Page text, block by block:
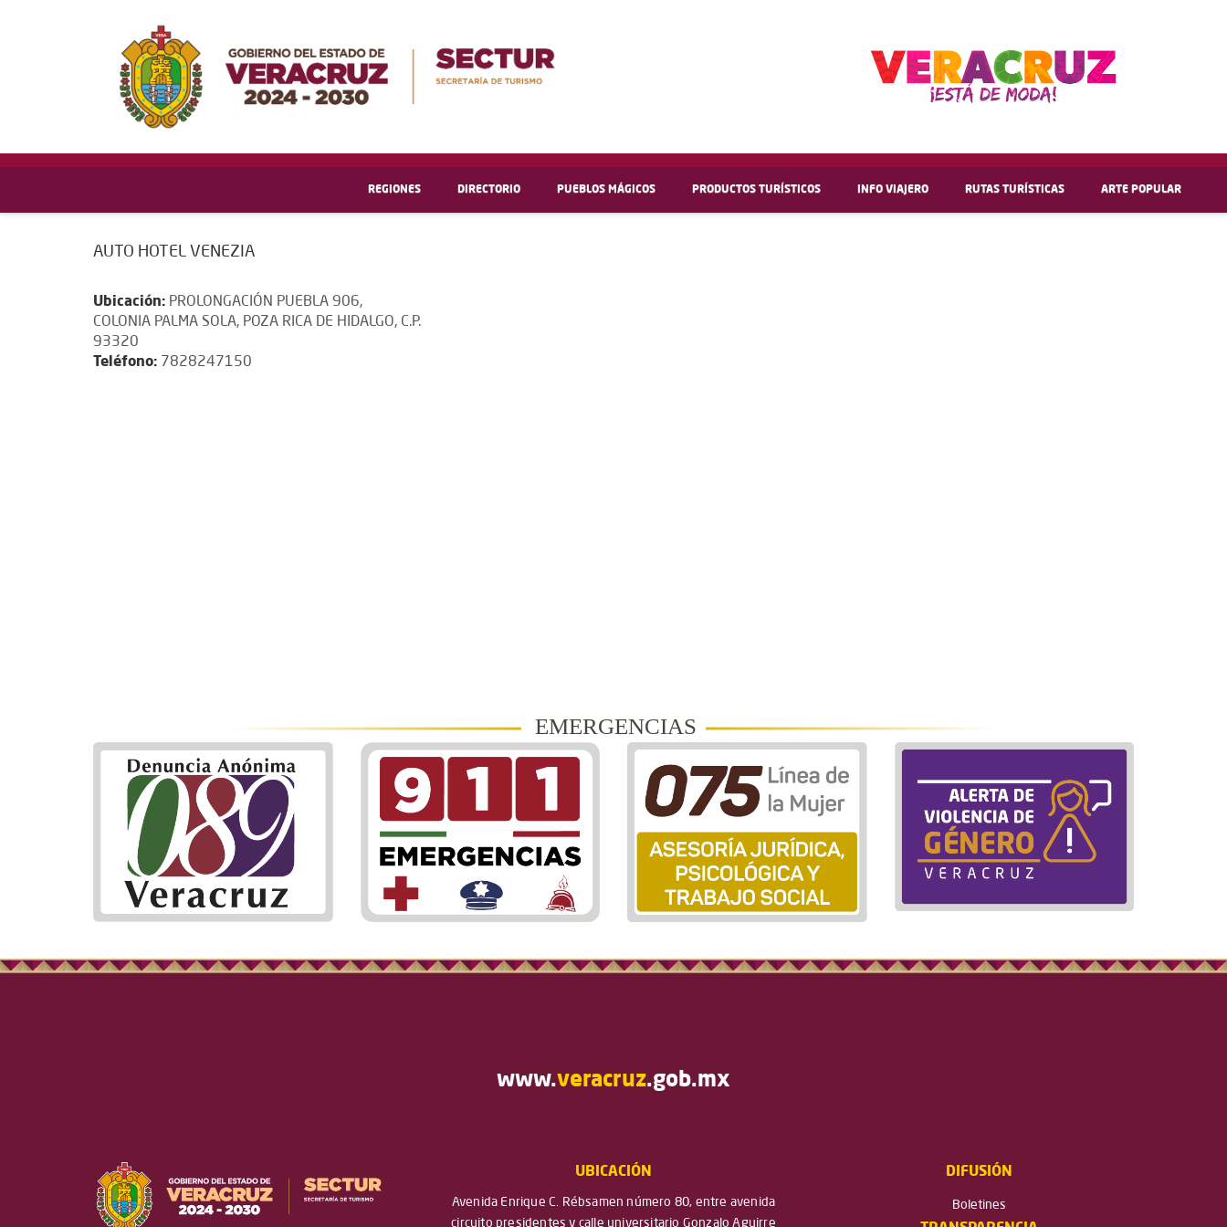
REGIONES DIRECTORIO PUEBLOS MÁGICOS PRODUCTOS TURÍSTICOS INFO VIAJERO RUTAS TURÍSTICAS ARTE POPULAR
AUTO HOTEL VENEZIA
Ubicación: PROLONGACIÓN PUEBLA 906,
COLONIA PALMA SOLA, POZA RICA DE HIDALGO, C.P.
93320
Teléfono: 7828247150
EMERGENCIAS
www.veracruz.gob.mx
UBICACIÓN
Avenida Enrique C. Rébsamen número 80, entre avenida
circuito presidentes y calle universitario Gonzalo Aguirre
DIFUSIÓN
Boletines